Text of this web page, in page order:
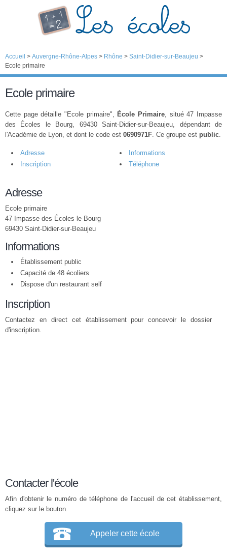
Accueil > Auvergne-Rhône-Alpes > Rhône > Saint-Didier-sur-Beaujeu >
Ecole primaire
Ecole primaire
Cette page détaille "Ecole primaire", École Primaire, situé 47 Impasse
des Écoles le Bourg, 69430 Saint-Didier-sur-Beaujeu, dépendant de
l'Académie de Lyon, et dont le code est 0690971F. Ce groupe est public.
Adresse
Informations
Inscription
Téléphone
Adresse
Ecole primaire
47 Impasse des Écoles le Bourg
69430 Saint-Didier-sur-Beaujeu
Informations
Établissement public
Capacité de 48 écoliers
Dispose d'un restaurant self
Inscription
Contactez en direct cet établissement pour concevoir le dossier
d'inscription.
Contacter l'école
Afin d'obtenir le numéro de téléphone de l'accueil de cet établissement,
cliquez sur le bouton.
Appeler cette école